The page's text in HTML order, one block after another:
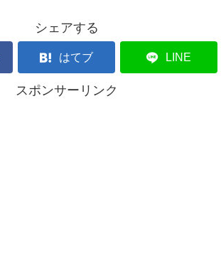
シェアする
はてブ LINE
スポンサーリンク